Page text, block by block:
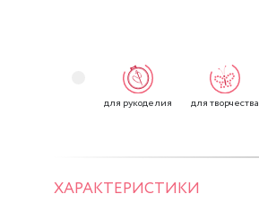
для рукоделия для творчества
ХАРАКТЕРИСТИКИ